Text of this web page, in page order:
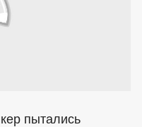
пытались